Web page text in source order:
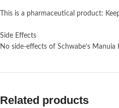
This is a pharmaceutical product:
Side Effects
No side-effects of Schwabe’s
Related products